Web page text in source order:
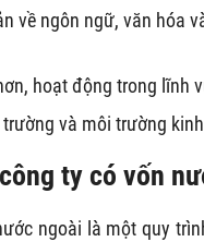
về ngôn ngữ, văn hóa
hoạt động trong lĩnh
và môi trường
ty có vốn
ngoài là một quy